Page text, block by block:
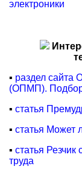
электроники
▪ раздел сайта
(ОПМП).
▪ статья
▪ статья Может
▪ статья Резчик
труда